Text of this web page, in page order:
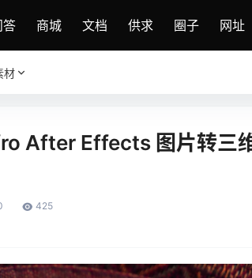
答 商城 文档 供求 圈子 网址
材
After Effects 图片转三
425